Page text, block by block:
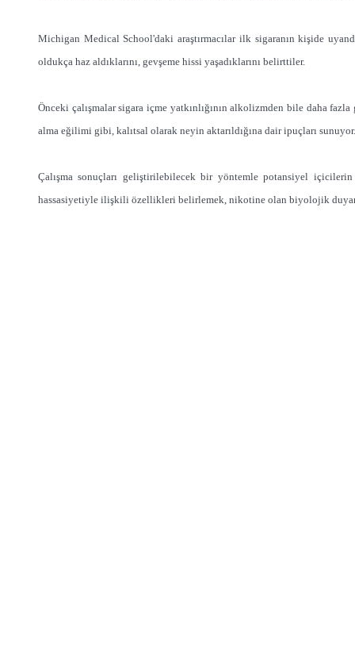
Michigan Medical School'daki araştırmacılar ilk sigaranın kişide
oldukça haz aldıklarını, gevşeme hissi yaşadıklarını belirttiler.
Önceki çalışmalar sigara içme yatkınlığının alkolizmden bile daha
alma eğilimi gibi, kalıtsal olarak neyin aktarıldığına dair ipuçları sunuyor.
Çalışma sonuçları geliştirilebilecek bir yöntemle potansiyel
hassasiyetiyle ilişkili özellikleri belirlemek, nikotine olan biyolojik